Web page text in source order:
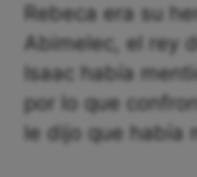
Rebeca era su
Abimelec, el rey
Isaac había
por lo que
le dijo que había